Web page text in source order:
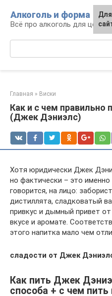
контенту
Алкоголь и форма
Всё про алкоголь для
Главная » Виски
Как и с чем правильно
(Джек Дэниэлс)
Хотя юридически Джек
но фактически – это именно
говорится, на лицо:
дистиллята, сладковатый
привкус и дымный привет
вкусе и аромате.
этого напитка мало чем
сладости от Джек
Как пить Джек
способа + с чем пить